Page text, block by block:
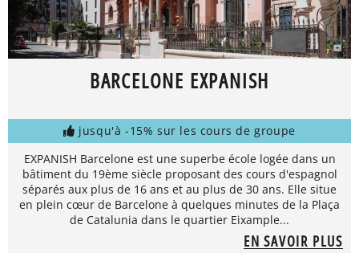
BARCELONE EXPANISH
jusqu'à -15% sur les cours de groupe
EXPANISH Barcelone est une superbe école logée dans un
bâtiment du 19ème siècle proposant des cours d'espagnol
séparés aux plus de 16 ans et au plus de 30 ans. Elle situe
en plein cœur de Barcelone à quelques minutes de la Plaça
de Catalunia dans le quartier Eixample...
EN SAVOIR PLUS